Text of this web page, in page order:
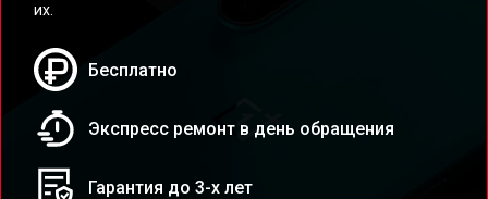
их.
Бесплатно
Экспресс ремонт в день обращения
Гарантия до 3-х лет